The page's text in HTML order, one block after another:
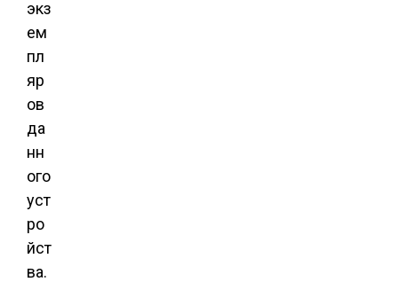
экз
ем
пл
яр
ов
да
нн
ого
уст
ро
йст
ва.